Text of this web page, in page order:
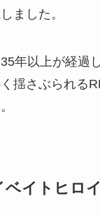
ました。
年以上が経過
揺さぶられる
ベイトヒロ